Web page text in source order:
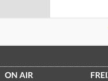
ON AIR